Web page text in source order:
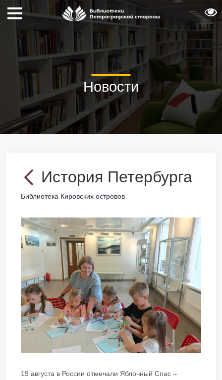
Новости
История Петербурга
Библиотека Кировских островов
19 августа в России отмечали Яблочный Спас –